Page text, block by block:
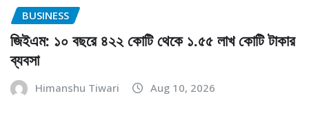
BUSINESS
জিইএম: ১০ বছরে ৪২২ কোটি থেকে ১.৫৫ লাখ কোটি টাকার
ব্যবসা
Himanshu Tiwari Aug 10, 2026